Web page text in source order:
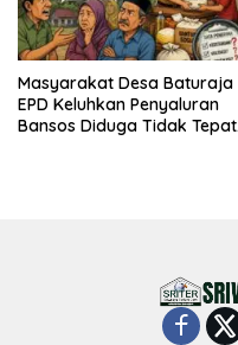
Masyarakat Desa Baturaja
EPD Keluhkan Penyaluran
Bansos Diduga Tidak Tepat